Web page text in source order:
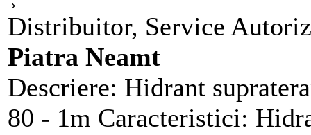
Distribuitor, Service
Piatra Neamt
Descriere: Hidrant
80 - 1m Caracteristici: